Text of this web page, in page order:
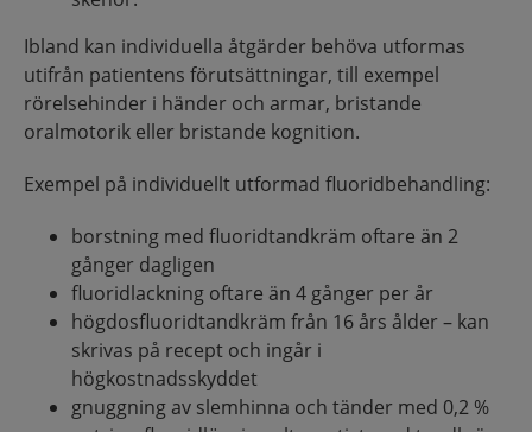
Ibland kan individuella åtgärder behöva utformas
utifrån patientens förutsättningar, till exempel
rörelsehinder i händer och armar, bristande
oralmotorik eller bristande kognition.
Exempel på individuellt utformad fluoridbehandling:
borstning med fluoridtandkräm oftare än 2
gånger dagligen
fluoridlackning oftare än 4 gånger per år
högdosfluoridtandkräm från 16 års ålder – kan
skrivas på recept och ingår i
högkostnadsskyddet
gnuggning av slemhinna och tänder med 0,2 %